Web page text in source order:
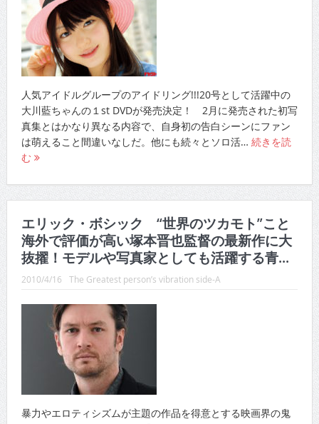
人気アイドルグループのアイドリング!!!20号として活躍中の
大川藍ちゃんの１st DVDが発売決定！ 2月に発売された初写
真集とはかなり異なる内容で、自身初の告白シーンにファン
は萌えること間違いなしだ。他にも続々とソロ活… 続きを読
む
エリック・ボシック “世界のツカモト”こと
海外で評価が高い塚本晋也監督の最新作に大
抜擢！モデルや写真家としても活躍する青...
2010/4/16 The Greatest person’s vibration side-A